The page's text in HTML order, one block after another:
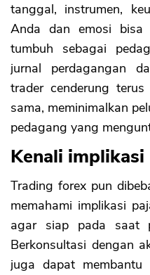
tanggal, instrumen,
Anda dan emosi bisa
tumbuh sebagai
jurnal perdagangan
trader cenderung
sama, meminimalkan
pedagang yang
Kenali implikasi
Trading forex pun
memahami implikasi
agar siap pada saat
Berkonsultasi dengan
juga dapat membantu